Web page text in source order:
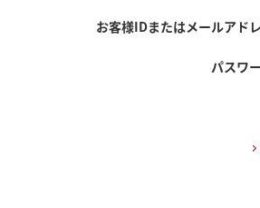
お客様IDまたはメールアド
パスワ